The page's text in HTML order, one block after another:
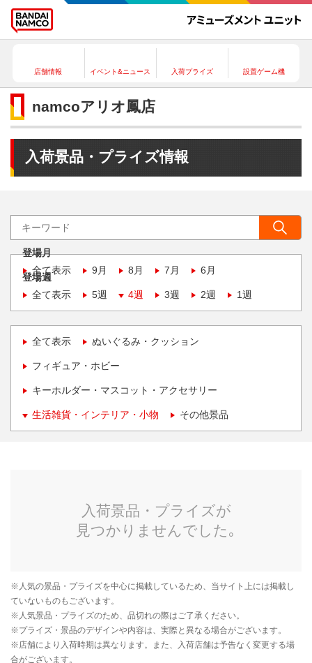
店舗情報 イベント&ニュース 入荷プライズ 設置ゲーム機
namcoアリオ鳳店
入荷景品・プライズ情報
登場月
全て表示
9月 8月 7月 6月
登場週
全て表示
5週 4週 3週 2週 1週
全て表示 ぬいぐるみ・クッション
フィギュア・ホビー
キーホルダー・マスコット・アクセサリー
生活雑貨・インテリア・小物 その他景品